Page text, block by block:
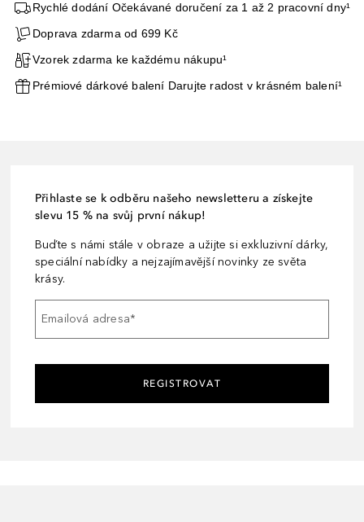
Rychlé dodání Očekávané doručení za 1 až 2 pracovní dny¹
Doprava zdarma od 699 Kč
Vzorek zdarma ke každému nákupu¹
Prémiové dárkové balení Darujte radost v krásném balení¹
Přihlaste se k odběru našeho newsletteru a získejte
slevu 15 % na svůj první nákup!
Buďte s námi stále v obraze a užijte si exkluzivní dárky,
speciální nabídky a nejzajímavější novinky ze světa
krásy.
Emailová adresa*
REGISTROVAT